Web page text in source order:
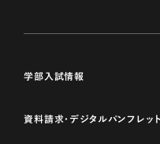
学部入試情報
資料請求・デジタルパンフレット